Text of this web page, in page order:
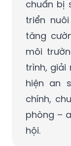
chuẩn bị
triển
tăng
môi
trình, giải
hiện an
chính,
phòng –
hội.